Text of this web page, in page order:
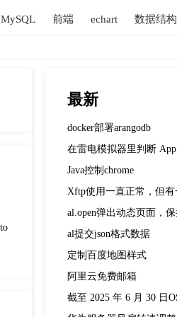
MySQL 前端 echart 数据结构
最新
docker部署arangodb
Java控制chrome
al提交json格式数据
定制百度地图样式
阿里云免费邮箱